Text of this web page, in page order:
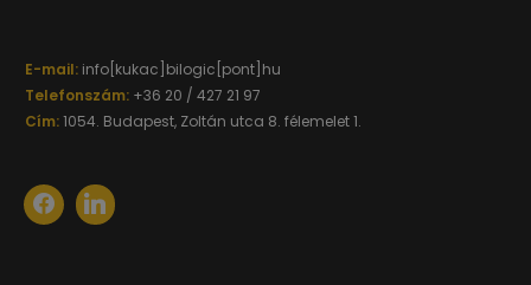
E-mail: info[kukac]bilogic[pont]hu
Telefonszám: +36 20 / 427 21 97
Cím:1054. Budapest, Zoltán utca 8. félemelet 1.